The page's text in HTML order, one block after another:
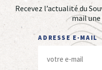
Recevez l’actualité du
mail
ADRESSE E-MAIL